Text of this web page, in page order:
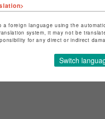
foreign language using the
system, it may not be
for any direct or indirect
Switch